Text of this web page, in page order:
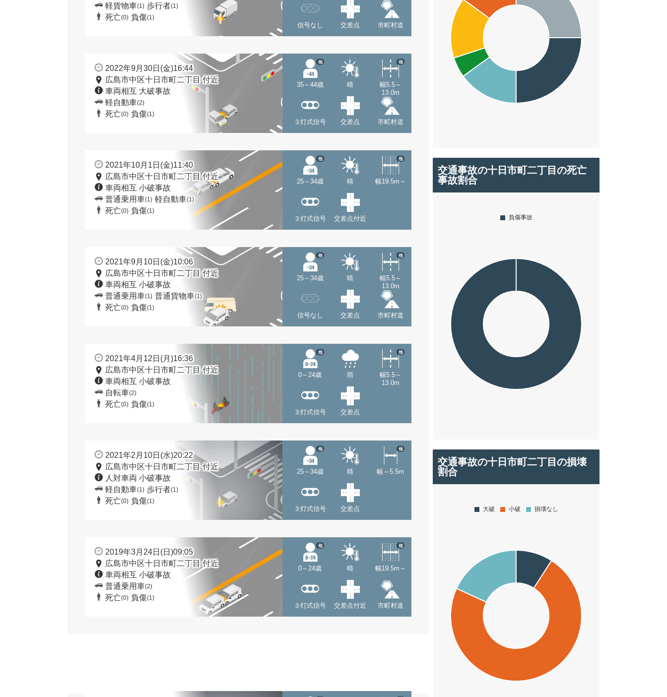
軽貨物車(1) 歩行者(1)
死亡(0) 負傷(1)
信号なし 交差点 市町村道
2022年9月30日(金)16:44
広島市中区十日市町二丁目 付近
車両相互 大破事故
軽自動車(2)
死亡(0) 負傷(1)
35～44歳
他
晴
幅5.5～
13.0m
他
３灯式信号 交差点 市町村道
2021年10月1日(金)11:40
広島市中区十日市町二丁目 付近
車両相互 小破事故
普通乗用車(1) 軽自動車(1)
死亡(0) 負傷(1)
25～34歳
他
晴 幅19.5m～
他
３灯式信号 交差点付近
2021年9月10日(金)10:06
広島市中区十日市町二丁目 付近
車両相互 小破事故
普通乗用車(1) 普通貨物車(1)
死亡(0) 負傷(1)
25～34歳
他
晴
幅5.5～
13.0m
他
信号なし 交差点 市町村道
2021年4月12日(月)16:36
広島市中区十日市町二丁目 付近
車両相互 小破事故
自転車(2)
死亡(0) 負傷(1)
0～24歳
他
雨
幅5.5～
13.0m
他
３灯式信号 交差点
2021年2月10日(水)20:22
広島市中区十日市町二丁目 付近
人対車両 小破事故
軽自動車(1) 歩行者(1)
死亡(0) 負傷(1)
25～34歳
他
晴 幅～5.5m
他
３灯式信号 交差点
2019年3月24日(日)09:05
広島市中区十日市町二丁目 付近
車両相互 小破事故
普通乗用車(2)
死亡(0) 負傷(1)
0～24歳
他
晴 幅19.5m～
他
３灯式信号 交差点付近 市町村道
交通事故の十日市町二丁目の死亡
事故割合
交通事故の十日市町二丁目の損壊
割合